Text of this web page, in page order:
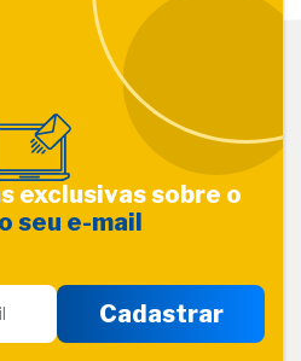
exclusivas sobre o
seu e-mail